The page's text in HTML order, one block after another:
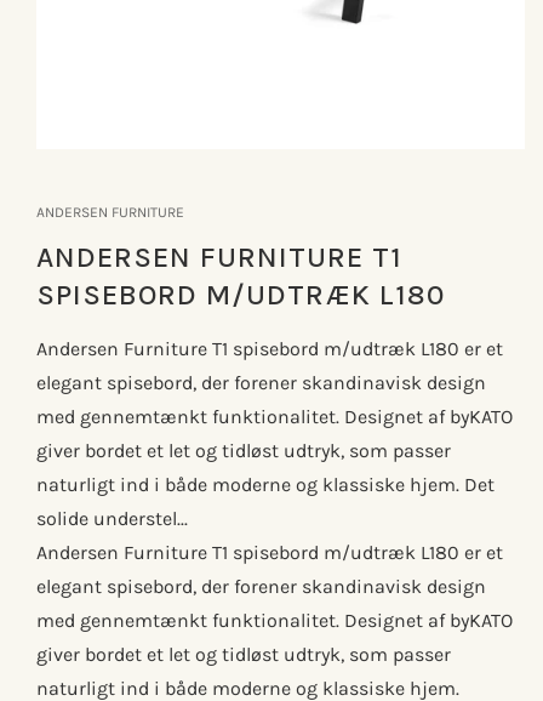
iANDERSEN FURNITURE
ANDERSEN FURNITURE T1
SPISEBORD M/UDTRÆK L180
Andersen Furniture T1 spisebord m/udtræk L180 er et
elegant spisebord, der forener skandinavisk design
med gennemtænkt funktionalitet. Designet af byKATO
giver bordet et let og tidløst udtryk, som passer
naturligt ind i både moderne og klassiske hjem. Det
solide understel...
Andersen Furniture T1 spisebord m/udtræk L180 er et
elegant spisebord, der forener skandinavisk design
med gennemtænkt funktionalitet. Designet af byKATO
giver bordet et let og tidløst udtryk, som passer
naturligt ind i både moderne og klassiske hjem.